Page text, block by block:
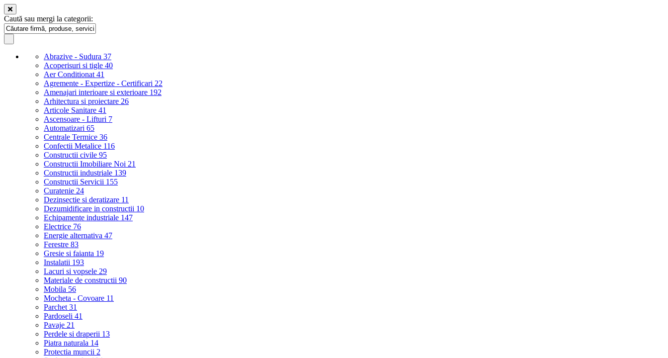
Caută sau mergi la categorii:
Abrazive - Sudura 37
Acoperisuri si tigle 40
Aer Conditionat 41
Agremente - Expertize - Certificari 22
Amenajari interioare si exterioare 192
Arhitectura si proiectare 26
Articole Sanitare 41
Ascensoare - Lifturi 7
Automatizari 65
Centrale Termice 36
Confectii Metalice 116
Constructii civile 95
Constructii Imobiliare Noi 21
Constructii industriale 139
Constructii Servicii 155
Curatenie 24
Dezinsectie si deratizare 11
Dezumidificare in constructii 10
Echipamente industriale 147
Electrice 76
Energie alternativa 47
Ferestre 83
Gresie si faianta 19
Instalatii 193
Lacuri si vopsele 29
Materiale de constructii 90
Mobila 56
Mocheta - Covoare 11
Parchet 31
Pardoseli 41
Pavaje 21
Perdele si draperii 13
Piatra naturala 14
Protectia muncii 2